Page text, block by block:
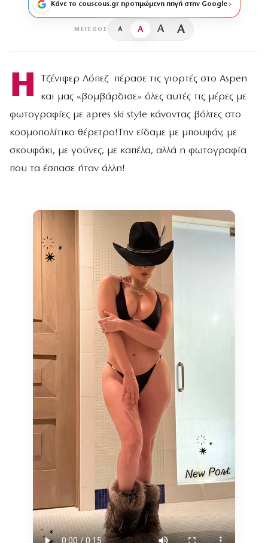
Κάνε το couscous.gr προτιμώμενη πηγή στην Google
ΜΈΓΕΘΟΣ A A A A
H
Τζένιφερ Λόπεζ πέρασε τις γιορτές στο Aspen
και μας «βομβάρδισε» όλες αυτές τις μέρες με
φωτογραφίες με apres ski style κάνοντας βόλτες στο
κοσμοπολίτικο θέρετρο!Την είδαμε με μπουφάν, με
σκουφάκι, με γούνες, με καπέλα, αλλά η φωτογραφία
που τα έσπασε ήταν άλλη!